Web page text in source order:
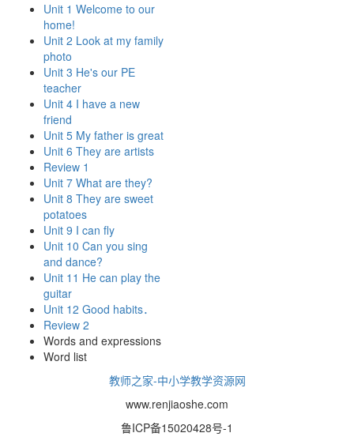
Unit 1 Welcome to our
home!
Unit 2 Look at my family
photo
Unit 3 He's our PE
teacher
Unit 4 I have a new
friend
Unit 5 My father is great
Unit 6 They are artists
Review 1
Unit 7 What are they?
Unit 8 They are sweet
potatoes
Unit 9 I can fly
Unit 10 Can you sing
and dance?
Unit 11 He can play the
guitar
Unit 12 Good habits．
Review 2
Words and expressions
Word list
教师之家-中小学教学资源网
www.renjiaoshe.com
鲁ICP备15020428号-1